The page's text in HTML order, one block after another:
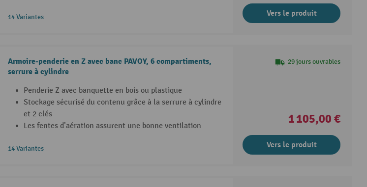
14 Variantes Vers le produit
Armoire-penderie en Z avec banc PAVOY, 6 compartiments,
serrure à cylindre
Penderie Z avec banquette en bois ou plastique
Stockage sécurisé du contenu grâce à la serrure à cylindre
et 2 clés
Les fentes d’aération assurent une bonne ventilation
14 Variantes
29 jours ouvrables
1 105,00 €
Vers le produit